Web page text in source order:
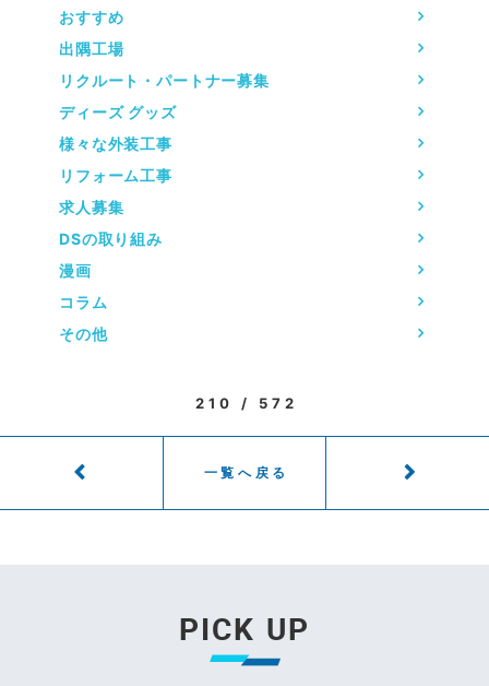
おすすめ
出隅工場
リクルート・パートナー募集
ディーズ グッズ
様々な外装工事
リフォーム工事
求人募集
DSの取り組み
漫画
コラム
その他
210 / 572
一覧へ戻る
PICK UP